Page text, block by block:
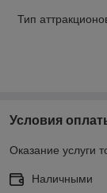
Тип
Условия
Оказание услуги
Наличными